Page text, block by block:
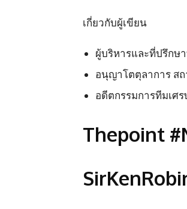
เกี่ยวกับผู้เขียน
ผู้บริหารและที่ปรึกษ
อนุญาโตตุลาการ ส
อดีตกรรมการทีมเศ
Thepoint